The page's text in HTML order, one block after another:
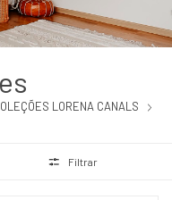
LORENA CANALS
Filtrar